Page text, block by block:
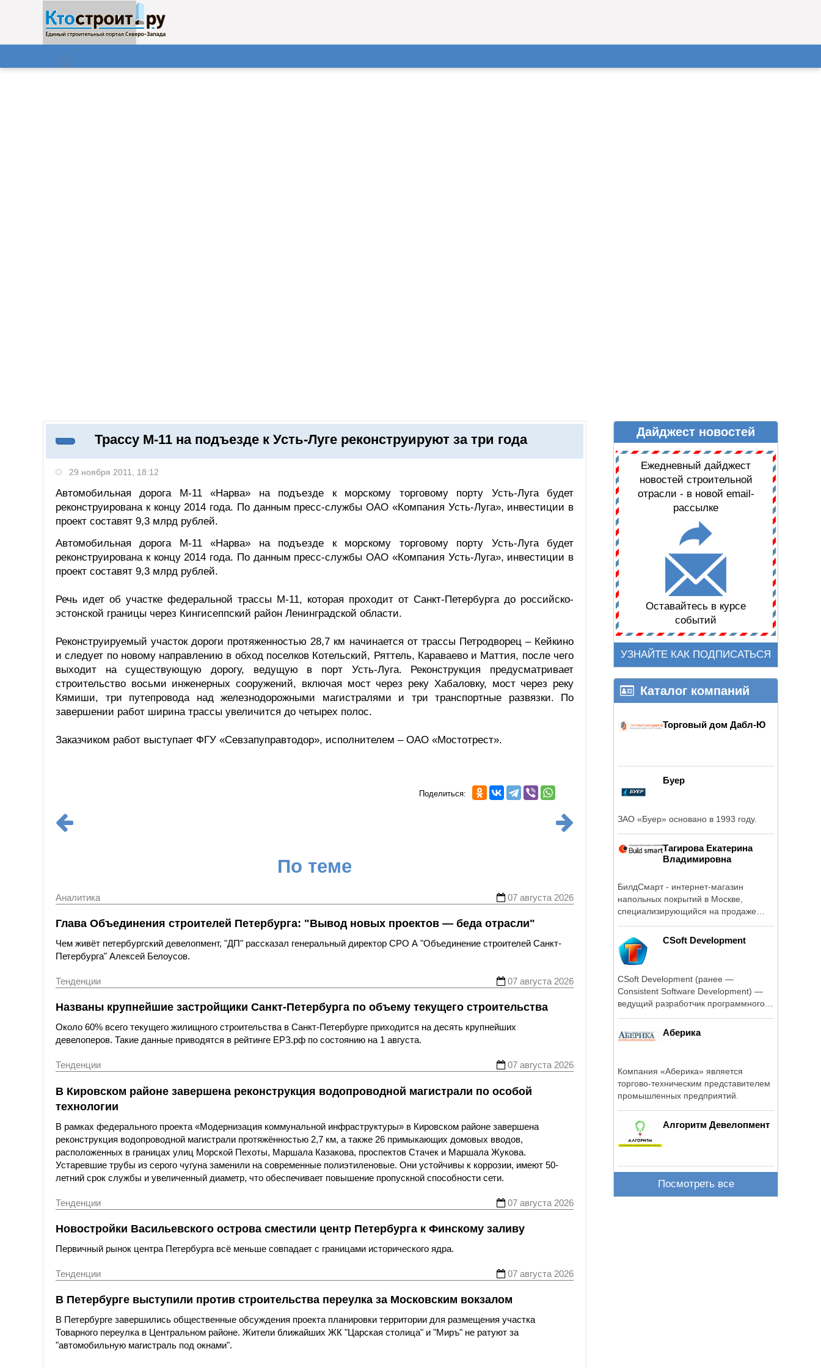
Поиск
ДАЙДЖЕСТ НОВОСТЕЙ
Трассу М-11 на подъезде к Усть-Луге реконструируют за три года
29 ноября 2011, 18:12
Автомобильная дорога М-11 «Нарва» на подъезде к морскому торговому порту Усть-Луга будет
реконструирована к концу 2014 года. По данным пресс-службы ОАО «Компания Усть-Луга», инвестиции в
проект составят 9,3 млрд рублей.
Автомобильная дорога М-11 «Нарва» на подъезде к морскому торговому порту Усть-Луга будет
реконструирована к концу 2014 года. По данным пресс-службы ОАО «Компания Усть-Луга», инвестиции в
проект составят 9,3 млрд рублей.
Речь идет об участке федеральной трассы М-11, которая проходит от Санкт-Петербурга до российско-
эстонской границы через Кингисеппский район Ленинградской области.
Реконструируемый участок дороги протяженностью 28,7 км начинается от трассы Петродворец – Кейкино
и следует по новому направлению в обход поселков Котельский, Ряттель, Караваево и Маттия, после чего
выходит на существующую дорогу, ведущую в порт Усть-Луга. Реконструкция предусматривает
строительство восьми инженерных сооружений, включая мост через реку Хабаловку, мост через реку
Кямиши, три путепровода над железнодорожными магистралями и три транспортные развязки. По
завершении работ ширина трассы увеличится до четырех полос.
Заказчиком работ выступает ФГУ «Севзапуправтодор», исполнителем – ОАО «Мостотрест».
Поделиться:
По теме
Аналитика 07 августа 2026
Глава Объединения строителей Петербурга: "Вывод новых проектов — беда отрасли"
Чем живёт петербургский девелопмент, "ДП" рассказал генеральный директор СРО А "Объединение строителей Санкт-
Петербурга" Алексей Белоусов.
Тенденции 07 августа 2026
Названы крупнейшие застройщики Санкт-Петербурга по объему текущего строительства
Около 60% всего текущего жилищного строительства в Санкт-Петербурге приходится на десять крупнейших
девелоперов. Такие данные приводятся в рейтинге ЕРЗ.рф по состоянию на 1 августа.
Тенденции 07 августа 2026
В Кировском районе завершена реконструкция водопроводной магистрали по особой
технологии
В рамках федерального проекта «Модернизация коммунальной инфраструктуры» в Кировском районе завершена
реконструкция водопроводной магистрали протяжённостью 2,7 км, а также 26 примыкающих домовых вводов,
расположенных в границах улиц Морской Пехоты, Маршала Казакова, проспектов Стачек и Маршала Жукова.
Устаревшие трубы из серого чугуна заменили на современные полиэтиленовые. Они устойчивы к коррозии, имеют 50-
летний срок службы и увеличенный диаметр, что обеспечивает повышение пропускной способности сети.
Тенденции 07 августа 2026
Новостройки Васильевского острова сместили центр Петербурга к Финскому заливу
Первичный рынок центра Петербурга всё меньше совпадает с границами исторического ядра.
Тенденции 07 августа 2026
В Петербурге выступили против строительства переулка за Московским вокзалом
В Петербурге завершились общественные обсуждения проекта планировки территории для размещения участка
Товарного переулка в Центральном районе. Жители ближайших ЖК "Царская столица" и "Миръ" не ратуют за
"автомобильную магистраль под окнами".
Дайджест новостей
Ежедневный дайджест
новостей строительной
отрасли - в новой email-
рассылке
Оставайтесь в курсе
событий
УЗНАЙТЕ КАК ПОДПИСАТЬСЯ
Каталог компаний
Торговый дом Дабл-Ю
Буер
ЗАО «Буер» основано в 1993 году.
Тагирова Екатерина
Владимировна
БилдСмарт - интернет-магазин
напольных покрытий в Москве,
специализирующийся на продаже
CSoft Development
CSoft Development (ранее —
Consistent Software Development) —
ведущий разработчик программного
Аберика
Компания «Аберика» является
торгово-техническим представителем
промышленных предприятий.
Алгоритм Девелопмент
Посмотреть все